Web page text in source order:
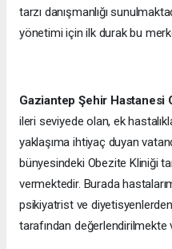
tarzı danışmanlığı
yönetimi için ilk durak bu
Gaziantep Şehir Hastanesi
ileri seviyede olan, ek
yaklaşıma ihtiyaç duyan
bünyesindeki Obezite Kliniği
vermektedir. Burada
psikiyatrist ve
tarafından değerlendirilmekte